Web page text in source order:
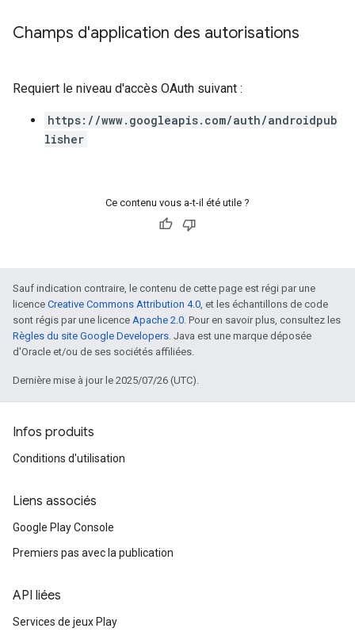
Champs d'application des autorisations
Requiert le niveau d'accès OAuth suivant :
https://www.googleapis.com/auth/androidpub
lisher
Ce contenu vous a-t-il été utile ?
Sauf indication contraire, le contenu de cette page est régi par une
licence Creative Commons Attribution 4.0, et les échantillons de code
sont régis par une licence Apache 2.0. Pour en savoir plus, consultez les
Règles du site Google Developers. Java est une marque déposée
d'Oracle et/ou de ses sociétés affiliées.
Dernière mise à jour le 2025/07/26 (UTC).
Infos produits
Conditions d'utilisation
Liens associés
Google Play Console
Premiers pas avec la publication
API liées
Services de jeux Play